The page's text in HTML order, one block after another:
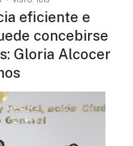
eficiente e
concebirse
Gloria Alcocer